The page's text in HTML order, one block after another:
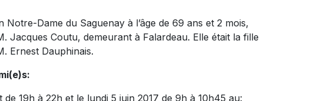
Notre-Dame du Saguenay à l’âge de 69 ans et 2 mois,
Jacques Coutu, demeurant à Falardeau. Elle était la fille
Ernest Dauphinais.
19h à 22h et le lundi 5 juin 2017 de 9h à 10h45 au: